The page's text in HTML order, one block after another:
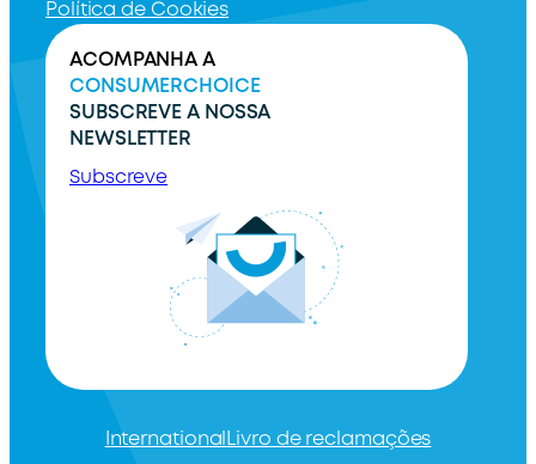
Política de Cookies
ACOMPANHA A
CONSUMERCHOICE
SUBSCREVE A NOSSA
NEWSLETTER
Subscreve
International Livro de reclamações